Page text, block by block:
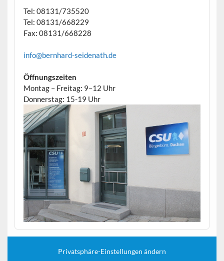
Tel: 08131/735520
Tel: 08131/668229
Fax: 08131/668228
info@bernhard-seidenath.de
Öffnungszeiten
Montag – Freitag: 9–12 Uhr
Donnerstag: 15-19 Uhr
Privatsphäre-Einstellungen ändern